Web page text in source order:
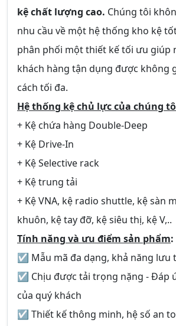
kệ chất lượng cao. Chúng tôi
nhu cầu về một hệ thống kho kệ
phân phối một thiết kế tối ưu giúp
khách hàng tận dụng được không
cách tối đa.
Hệ thống kệ chủ lực của chúng
+ Kệ chứa hàng Double-Deep
+ Kệ Drive-In
+ Kệ Selective rack
+ Kệ trung tải
+ Kệ VNA, kệ radio shuttle, kệ sàn
khuôn, kệ tay đỡ, kệ siêu thị, kệ V,..
Tính năng và ưu điểm sản phẩm:
☑ Mẫu mã đa dạng, khả năng lưu
☑ Chịu được tải trọng nặng - Đáp
của quý khách
☑ Thiết kế thông minh, hệ số an